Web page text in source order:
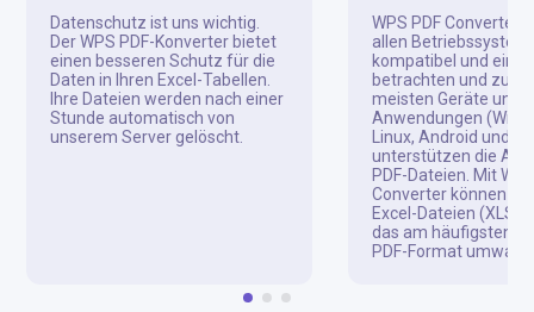
Datenschutz ist uns wichtig.
Der WPS PDF-Konverter bietet
einen besseren Schutz für die
Daten in Ihren Excel-Tabellen.
Ihre Dateien werden nach einer
Stunde automatisch von
unserem Server gelöscht.
WPS PDF Converter
allen
kompatibel und
betrachten und zu
meisten Geräte und
Anwendungen
Linux, Android und
unterstützen die
PDF-Dateien. Mit
Converter können
Excel-Dateien (XLS,
das am häufigsten
PDF-Format